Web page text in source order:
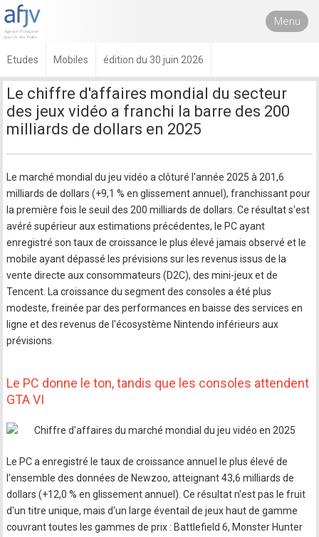
Menu
Etudes Mobiles édition du 30 juin 2026
Le chiffre d'affaires mondial du secteur
des jeux vidéo a franchi la barre des 200
milliards de dollars en 2025
Le marché mondial du jeu vidéo a clôturé l'année 2025 à 201,6
milliards de dollars (+9,1 % en glissement annuel), franchissant pour
la première fois le seuil des 200 milliards de dollars. Ce résultat s'est
avéré supérieur aux estimations précédentes, le PC ayant
enregistré son taux de croissance le plus élevé jamais observé et le
mobile ayant dépassé les prévisions sur les revenus issus de la
vente directe aux consommateurs (D2C), des mini-jeux et de
Tencent. La croissance du segment des consoles a été plus
modeste, freinée par des performances en baisse des services en
ligne et des revenus de l'écosystème Nintendo inférieurs aux
prévisions.
Le PC donne le ton, tandis que les consoles attendent
GTA VI
Le PC a enregistré le taux de croissance annuel le plus élevé de
l'ensemble des données de Newzoo, atteignant 43,6 milliards de
dollars (+12,0 % en glissement annuel). Ce résultat n'est pas le fruit
d'un titre unique, mais d'un large éventail de jeux haut de gamme
couvrant toutes les gammes de prix : Battlefield 6, Monster Hunter